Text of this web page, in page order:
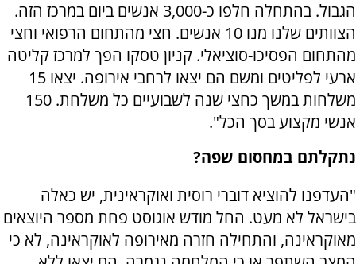
הגבול. בהתחלה חלפו כ-3,000 אנשים ביום במרכז הזה.
הצוותים שלנו מנו 10 אנשים. חצי מהתחום הרפואי וחצי
מהתחום הפסיכו-סוציאלי. קניון טסקו הפך למרכז קליטה
ארעי לפליטים ומשם הם יצאו לרחבי אירופה. יצאו 15
משלחות במשך כחצי שנה לשבועיים כל משלחת. 150
אנשי מקצוע בסך הכל".
נתקלתם במחסום שפה?
"העדפנו להוציא דוברי רוסית ואוקראינית, יש כאלה
בישראל לא מעט. החל מודש אוגוסט פחת מספר היוצאים
מאוקראינה, והתחילה חזרה מאירופה לאוקראינה, לא כי